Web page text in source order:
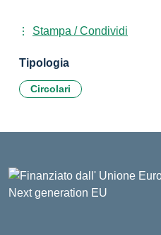
Stampa / Condividi
Tipologia
Circolari